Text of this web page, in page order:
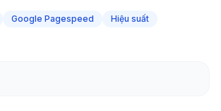
Google Pagespeed Hiệu suất